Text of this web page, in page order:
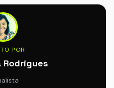
POR
Rodrigues